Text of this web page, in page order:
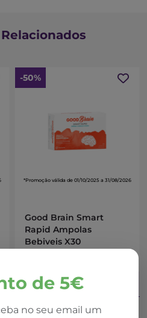
e da vista das crianças.
em período de
de 5€
no seu email um
-50%
*Promoção válida de 01/10/2025 a 31/08/2026
Good Brain Smart
Rapid Ampolas
Bebiveis X30
Adicionar ao Carrinho